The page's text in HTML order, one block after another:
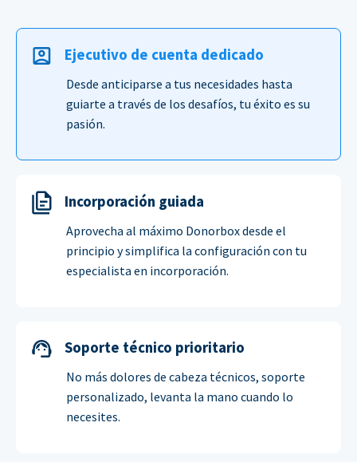
Ejecutivo de cuenta dedicado
Desde anticiparse a tus necesidades hasta
guiarte a través de los desafíos, tu éxito es su
pasión.
Incorporación guiada
Aprovecha al máximo Donorbox desde el
principio y simplifica la configuración con tu
especialista en incorporación.
Soporte técnico prioritario
No más dolores de cabeza técnicos, soporte
personalizado, levanta la mano cuando lo
necesites.